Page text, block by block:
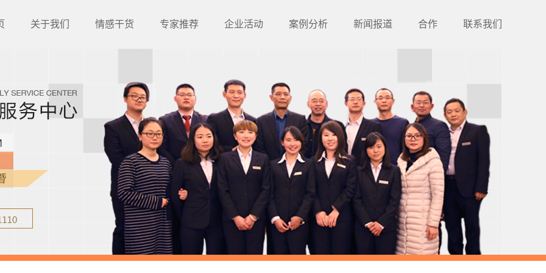
关于我们 情感干货 专家推荐 企业活动 案例分析 新闻报道 合作 联系我们